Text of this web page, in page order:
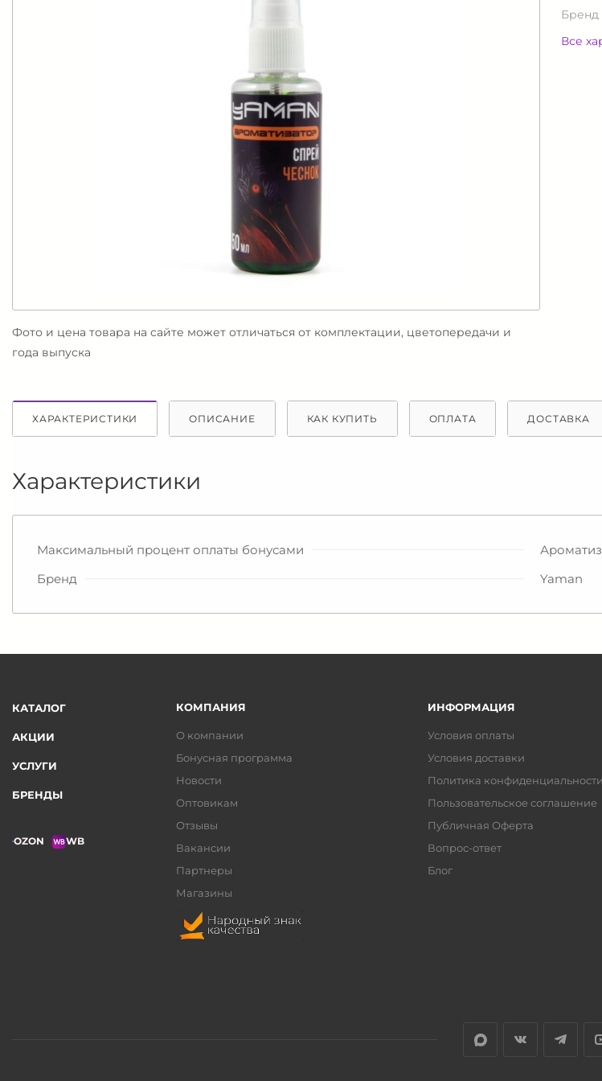
Фото и цена товара на сайте может отличаться от комплектации, цветопередачи и
года выпуска
Бренд
Все
ХАРАКТЕРИСТИКИ ОПИСАНИЕ КАК КУПИТЬ ОПЛАТА ДОСТАВКА
Характеристики
Максимальный процент оплаты бонусами
Бренд
Yaman
КАТАЛОГ
АКЦИИ
УСЛУГИ
БРЕНДЫ
OZON WB
КОМПАНИЯ
О компании
Бонусная программа
Новости
Оптовикам
Отзывы
Вакансии
Партнеры
Магазины
ИНФОРМАЦИЯ
Условия оплаты
Условия доставки
Политика конфиденциальности
Пользовательское соглашение
Публичная Оферта
Вопрос-ответ
Блог